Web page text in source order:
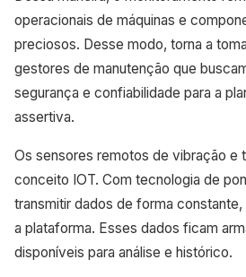
operacionais de máquinas e
preciosos. Desse modo, torna a
gestores de manutenção que
segurança e confiabilidade para a
assertiva.
Os sensores remotos de vibração e
conceito IOT. Com tecnologia de
transmitir dados de forma
a plataforma. Esses dados ficam
disponíveis para análise e histórico.